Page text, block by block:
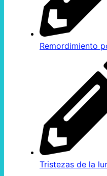
Remordimiento
Tristezas de la